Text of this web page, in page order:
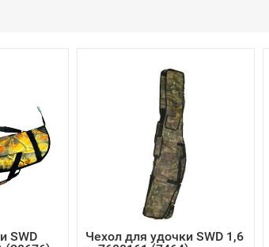
SWD
Чехол для удочки SWD 1,6